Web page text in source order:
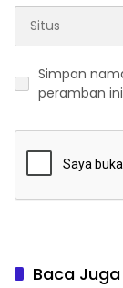
Simpan
peramban
Baca Juga